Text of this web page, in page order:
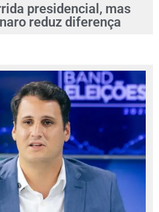
presidencial, mas
reduz diferença